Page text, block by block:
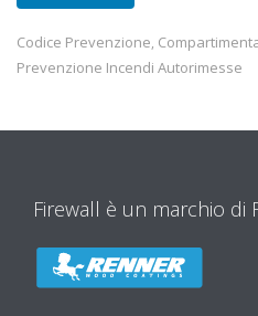
Codice Prevenzione,
Prevenzione Incendi Autorimesse
Firewall è un marchio di